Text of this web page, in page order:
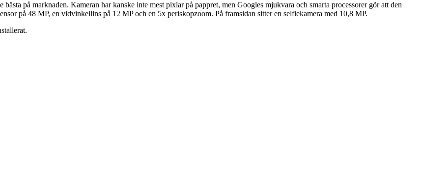
på marknaden. Kameran har kanske inte mest pixlar på pappret, men Googles mjukvara och smarta processorer gör att den
på 48 MP, en vidvinkellins på 12 MP och en 5x periskopzoom. På framsidan sitter en selfiekamera med 10,8 MP.